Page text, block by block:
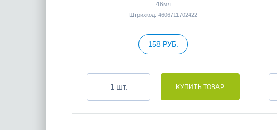
46мл
Штрихкод: 4606711702422
158 РУБ.
шт.